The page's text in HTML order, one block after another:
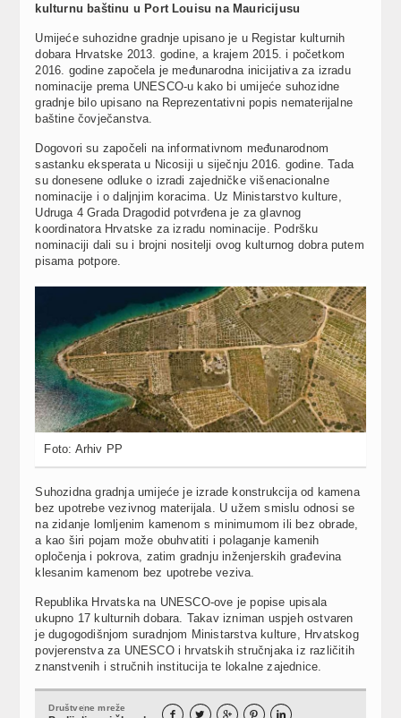
kulturnu baštinu u Port Louisu na Mauricijusu
Umijeće suhozidne gradnje upisano je u Registar kulturnih
dobara Hrvatske 2013. godine, a krajem 2015. i početkom
2016. godine započela je međunarodna inicijativa za izradu
nominacije prema UNESCO-u kako bi umijeće suhozidne
gradnje bilo upisano na Reprezentativni popis nematerijalne
baštine čovječanstva.
Dogovori su započeli na informativnom međunarodnom
sastanku eksperata u Nicosiji u siječnju 2016. godine. Tada
su donesene odluke o izradi zajedničke višenacionalne
nominacije i o daljnjim koracima. Uz Ministarstvo kulture,
Udruga 4 Grada Dragodid potvrđena je za glavnog
koordinatora Hrvatske za izradu nominacije. Podršku
nominaciji dali su i brojni nositelji ovog kulturnog dobra putem
pisama potpore.
Foto: Arhiv PP
Suhozidna gradnja umijeće je izrade konstrukcija od kamena
bez upotrebe vezivnog materijala. U užem smislu odnosi se
na zidanje lomljenim kamenom s minimumom ili bez obrade,
a kao širi pojam može obuhvatiti i polaganje kamenih
opločenja i pokrova, zatim gradnju inženjerskih građevina
klesanim kamenom bez upotrebe veziva.
Republika Hrvatska na UNESCO-ove je popise upisala
ukupno 17 kulturnih dobara. Takav izniman uspjeh ostvaren
je dugogodišnjom suradnjom Ministarstva kulture, Hrvatskog
povjerenstva za UNESCO i hrvatskih stručnjaka iz različitih
znanstvenih i stručnih institucija te lokalne zajednice.
Društvene mreže
    